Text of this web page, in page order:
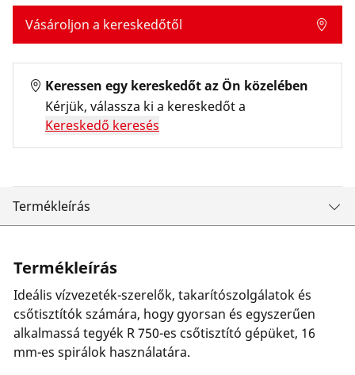
Vásároljon a kereskedőtől
Keressen egy kereskedőt az Ön közelében
Kérjük, válassza ki a kereskedőt a
Kereskedő keresés
Termékleírás
Termékleírás
Ideális vízvezeték-szerelők, takarítószolgálatok és
csőtisztítók számára, hogy gyorsan és egyszerűen
alkalmassá tegyék R 750-es csőtisztító gépüket, 16
mm-es spirálok használatára.